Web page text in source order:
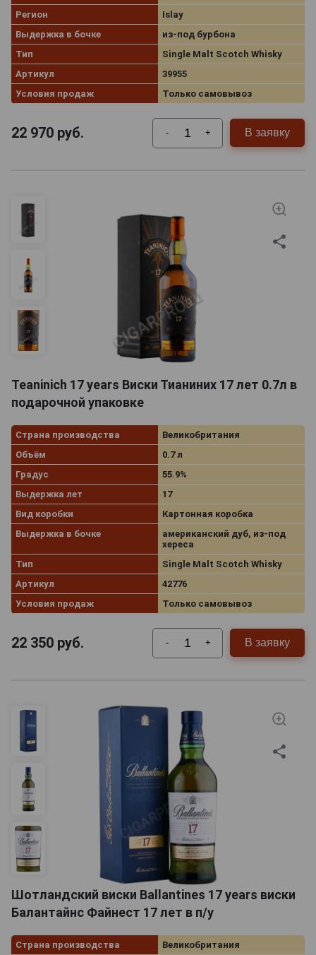
Регион
Islay
Выдержка в бочке
из-под бурбона
Тип
Single Malt Scotch Whisky
Артикул
39955
Условия продаж
Только самовывоз
22 970 руб. - + В заявку
Teaninich 17 years Виски Тианиних 17 лет 0.7л в
подарочной упаковке
Страна производства
Великобритания
Объём
0.7 л
Градус
55.9%
Выдержка лет
17
Вид коробки
Картонная коробка
Выдержка в бочке
американский дуб, из-под
хереса
Тип
Single Malt Scotch Whisky
Артикул
42776
Условия продаж
Только самовывоз
22 350 руб. - + В заявку
Шотландский виски Ballantines 17 years виски
Балантайнс Файнест 17 лет в п/у
Страна производства
Великобритания